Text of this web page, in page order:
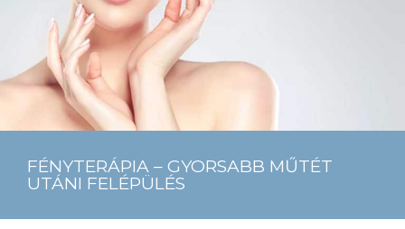
FÉNYTERÁPIA – GYORSABB MŰTÉT
UTÁNI FELÉPÜLÉS